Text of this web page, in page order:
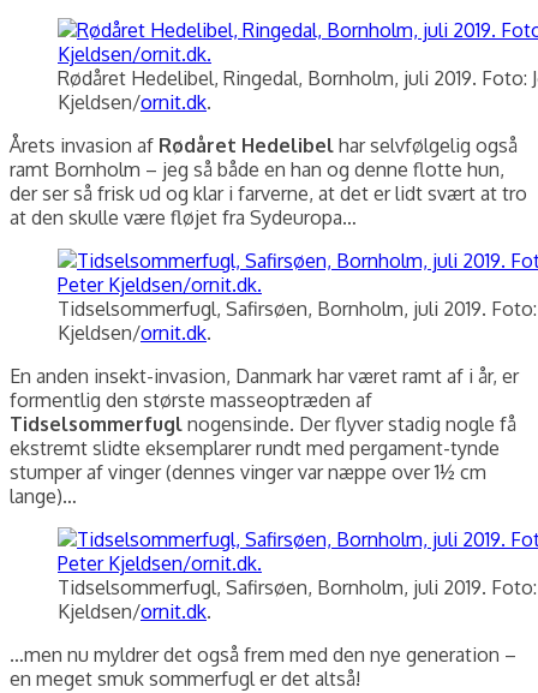
Rødåret Hedelibel, Ringedal, Bornholm, juli 2019. Foto:
Kjeldsen/ornit.dk.
Årets invasion af Rødåret Hedelibel har selvfølgelig også
ramt Bornholm – jeg så både en han og denne flotte hun,
der ser så frisk ud og klar i farverne, at det er lidt svært at tro
at den skulle være fløjet fra Sydeuropa…
Tidselsommerfugl, Safirsøen, Bornholm, juli 2019.
Kjeldsen/ornit.dk.
En anden insekt-invasion, Danmark har været ramt af i år, er
formentlig den største masseoptræden af
Tidselsommerfugl nogensinde. Der flyver stadig nogle få
ekstremt slidte eksemplarer rundt med pergament-tynde
stumper af vinger (dennes vinger var næppe over 1½ cm
lange)…
Tidselsommerfugl, Safirsøen, Bornholm, juli 2019.
Kjeldsen/ornit.dk.
…men nu myldrer det også frem med den nye generation –
en meget smuk sommerfugl er det altså!